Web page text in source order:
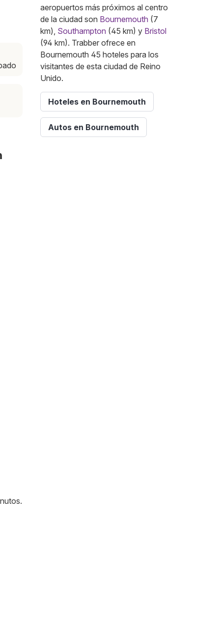
aeropuertos más próximos al centro
de la ciudad son Bournemouth (7
km), Southampton (45 km) y Bristol
(94 km). Trabber ofrece en
Bournemouth 45 hoteles para los
visitantes de esta ciudad de Reino
Unido.
Hoteles en Bournemouth
Autos en Bournemouth